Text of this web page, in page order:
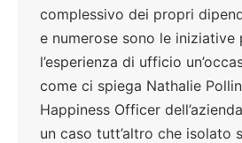
complessivo dei propri
e numerose sono le iniziative
l’esperienza di ufficio
come ci spiega Nathalie
Happiness Officer
un caso tutt’altro che isolato